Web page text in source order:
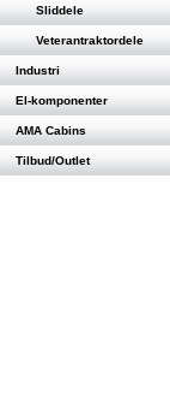
Sliddele
Veterantraktordele
Industri
El-komponenter
AMA Cabins
Tilbud/Outlet